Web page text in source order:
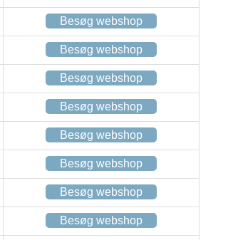
Besøg webshop
Besøg webshop
Besøg webshop
Besøg webshop
Besøg webshop
Besøg webshop
Besøg webshop
Besøg webshop